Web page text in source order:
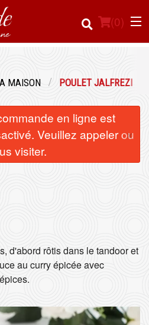
(0)
MAISON POULET JALFREZI
en ligne est
Veuillez appeler ou
visiter.
×
d'abord rôtis dans le tandoor et
au curry épicée avec